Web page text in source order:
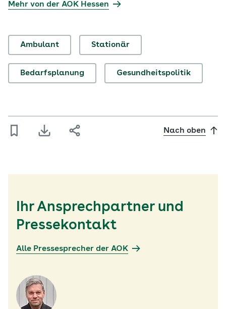
Mehr von der AOK Hessen
Ambulant Stationär
Bedarfsplanung Gesundheitspolitik
Nach oben
Ihr Ansprechpartner und
Pressekontakt
Alle Pressesprecher der AOK